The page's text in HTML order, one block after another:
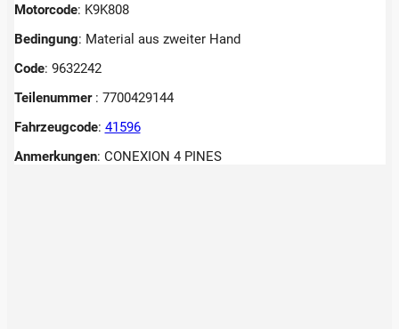
Motorcode: K9K808
Bedingung: Material aus zweiter Hand
Code: 9632242
Teilenummer : 7700429144
Fahrzeugcode: 41596
Anmerkungen: CONEXION 4 PINES